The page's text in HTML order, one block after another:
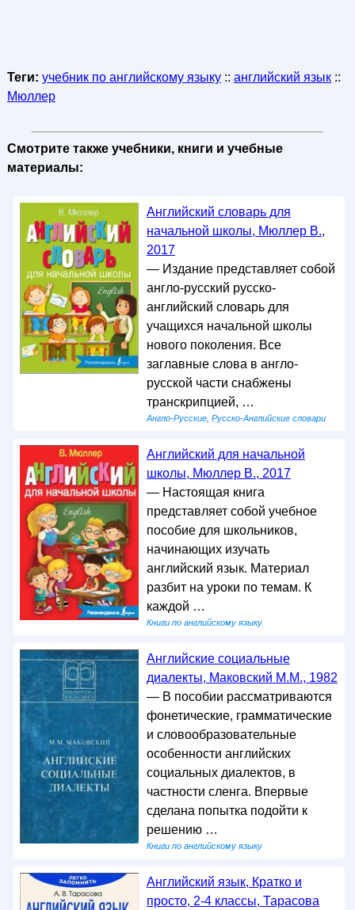
Теги: учебник по английскому языку:: английский язык::
Мюллер
Смотрите также учебники, книги и учебные
материалы:
Английский словарь для
начальной школы, Мюллер В.,
2017
— Издание представляет собой
англо-русский русско-
английский словарь для
учащихся начальной школы
нового поколения. Все
заглавные слова в англо-
русской части снабжены
транскрипцией, …
Англо-Русские, Русско-Английские словари
Английский для начальной
школы, Мюллер В., 2017
— Настоящая книга
представляет собой учебное
пособие для школьников,
начинающих изучать
английский язык. Материал
разбит на уроки по темам. К
каждой …
Книги по английскому языку
Английские социальные
диалекты, Маковский М.М., 1982
— В пособии рассматриваются
фонетические, грамматические
и словообразовательные
особенности английских
социальных диалектов, в
частности сленга. Впервые
сделана попытка подойти к
решению …
Книги по английскому языку
Английский язык, Кратко и
просто, 2-4 классы, Тарасова